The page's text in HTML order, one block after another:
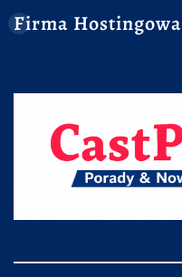
Firma Hostingowa